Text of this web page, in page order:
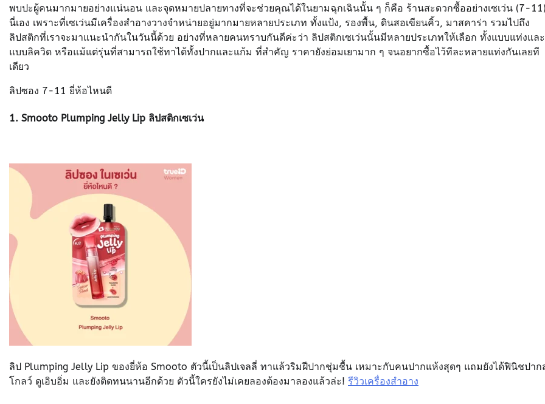
พบปะผู้คนมากมายอย่างแน่นอน และจุดหมายปลายทางที่จะช่วยคุณได้ในยามฉุกเฉินนั้น ๆ ก็คือ ร้านสะดวกซื้ออย่างเซเว่น (7-
นี่เอง เพราะที่เซเว่นมีเครื่องสำอางวางจำหน่ายอยู่มากมายหลายประเภท ทั้งแป้ง, รองพื้น, ดินสอเขียนคิ้ว, มาสคาร่า รวมไปถึง
ลิปสติกที่เราจะมาแนะนำกันในวันนี้ด้วย อย่างที่หลายคนทราบกันดีค่ะว่า ลิปสติกเซเว่นนั้นมีหลายประเภทให้เลือก ทั้งแบบแท่งและ
แบบลิควิด หรือแม้แต่รุ่นที่สามารถใช้ทาได้ทั้งปากและแก้ม ที่สำคัญ ราคายังย่อมเยามาก ๆ จนอยากซื้อไว้ทีละหลายแท่งกันเลยที
เดียว
ลิปซอง 7-11 ยี่ห้อไหนดี
1. Smooto Plumping Jelly Lip ลิปสติกเซเว่น
ลิป Plumping Jelly Lip ของยี่ห้อ Smooto ตัวนี้เป็นลิปเจลลี่ ทาแล้วริมฝีปากชุ่มชื้น เหมาะกับคนปากแห้งสุดๆ แถมยังได้ฟินิชปาก
โกลว์ ดูเอิบอิ่ม และยังติดทนนานอีกด้วย ตัวนี้ใครยังไม่เคยลองต้องมาลองแล้วล่ะ! รีวิวเครื่องสำอาง